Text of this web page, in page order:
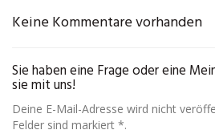
Keine Kommentare vorhanden
Sie haben eine Frage oder eine
sie mit uns!
Deine E-Mail-Adresse wird nicht
Felder sind markiert *.